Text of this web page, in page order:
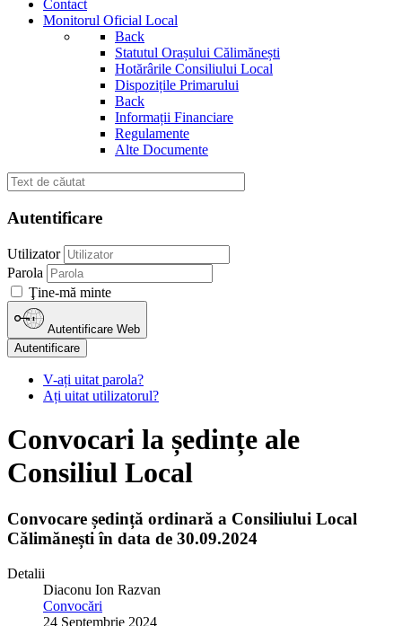
Contact
Monitorul Oficial Local
Back
Statutul Orașului Călimănești
Hotărârile Consiliului Local
Dispozițile Primarului
Back
Informații Financiare
Regulamente
Alte Documente
Autentificare
Utilizator
Parola
Ţine-mă minte
Autentificare Web
Autentificare
V-ați uitat parola?
Ați uitat utilizatorul?
Convocari la ședințe ale
Consiliul Local
Convocare ședință ordinară a Consiliului Local
Călimănești în data de 30.09.2024
Detalii
Diaconu Ion Razvan
Convocări
24 Septembrie 2024